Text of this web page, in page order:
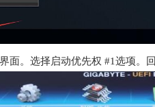
面。选择启动优先权 #1选项。